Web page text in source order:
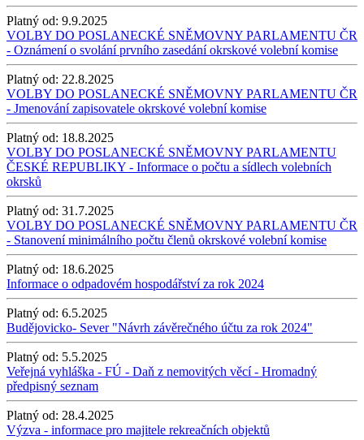
Platný od: 9.9.2025
VOLBY DO POSLANECKÉ SNĚMOVNY PARLAMENTU ČR
- Oznámení o svolání prvního zasedání okrskové volební komise
Platný od: 22.8.2025
VOLBY DO POSLANECKÉ SNĚMOVNY PARLAMENTU ČR
- Jmenování zapisovatele okrskové volební komise
Platný od: 18.8.2025
VOLBY DO POSLANECKÉ SNĚMOVNY PARLAMENTU
ČESKÉ REPUBLIKY - Informace o počtu a sídlech volebních
okrsků
Platný od: 31.7.2025
VOLBY DO POSLANECKÉ SNĚMOVNY PARLAMENTU ČR
- Stanovení minimálního počtu členů okrskové volební komise
Platný od: 18.6.2025
Informace o odpadovém hospodářství za rok 2024
Platný od: 6.5.2025
Budějovicko- Sever "Návrh závěrečného účtu za rok 2024"
Platný od: 5.5.2025
Veřejná vyhláška - FÚ - Daň z nemovitých věcí - Hromadný
předpisný seznam
Platný od: 28.4.2025
Výzva - informace pro majitele rekreačních objektů